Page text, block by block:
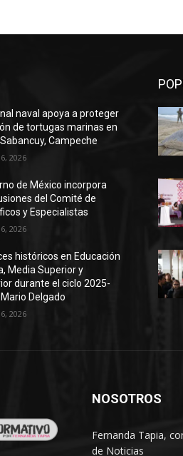
naval apoya a proteger
de tortugas marinas en
Campeche
2026
de México incorpora
del Comité de
y Especialistas
2026
históricos en Educación
Media Superior y
durante el ciclo 2025-
Delgado
2026
NOSOTROS
Fernanda Tapia,
de Noticias